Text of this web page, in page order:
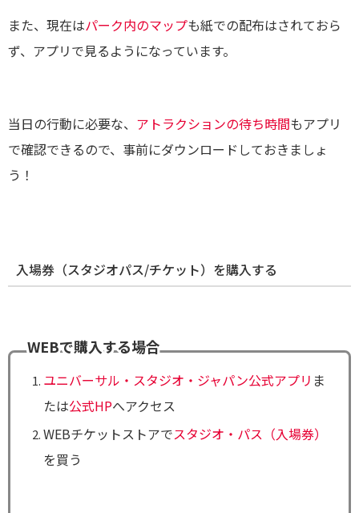
また、現在はパーク内のマップも紙での配布はされておら
ず、アプリで見るようになっています。
当日の行動に必要な、 アトラクションの待ち時間もアプリ
で確認できるので、事前にダウンロードしておきましょ
う！
入場券（スタジオパス/チケット）を購入する
WEBで購入する場合
ユニバーサル・スタジオ・ジャパン公式アプリ ま
たは公式HPへアクセス
WEBチケットストアでスタジオ・パス（入場券）
を買う